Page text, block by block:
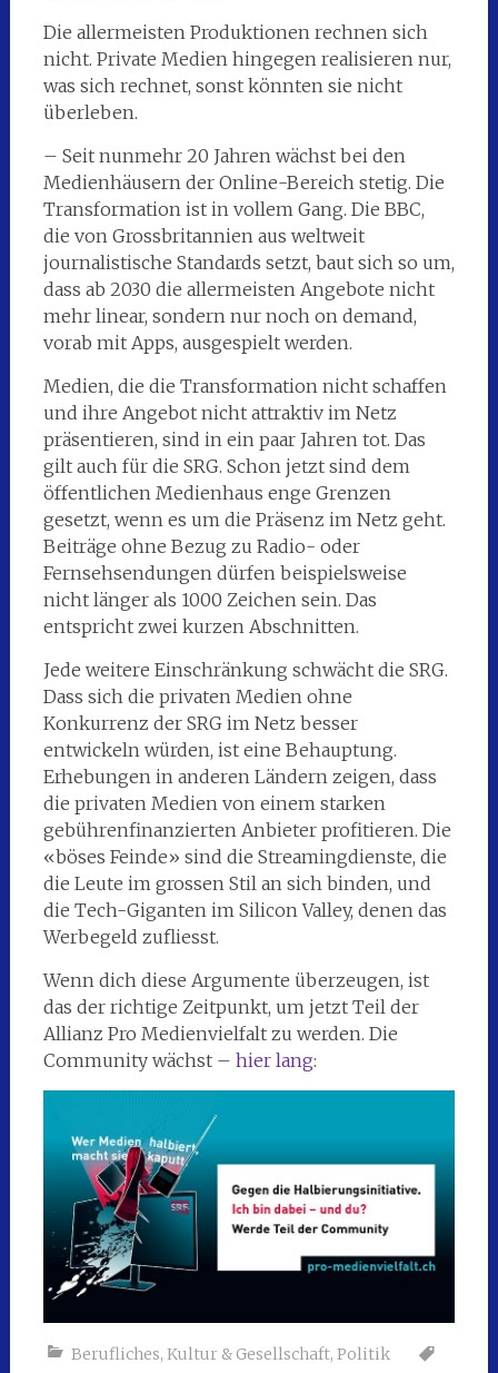
Die allermeisten Produktionen rechnen sich
nicht. Private Medien hingegen realisieren nur,
was sich rechnet, sonst könnten sie nicht
überleben.
– Seit nunmehr 20 Jahren wächst bei den
Medienhäusern der Online-Bereich stetig. Die
Transformation ist in vollem Gang. Die BBC,
die von Grossbritannien aus weltweit
journalistische Standards setzt, baut sich so um,
dass ab 2030 die allermeisten Angebote nicht
mehr linear, sondern nur noch on demand,
vorab mit Apps, ausgespielt werden.
Medien, die die Transformation nicht schaffen
und ihre Angebot nicht attraktiv im Netz
präsentieren, sind in ein paar Jahren tot. Das
gilt auch für die SRG. Schon jetzt sind dem
öffentlichen Medienhaus enge Grenzen
gesetzt, wenn es um die Präsenz im Netz geht.
Beiträge ohne Bezug zu Radio- oder
Fernsehsendungen dürfen beispielsweise
nicht länger als 1000 Zeichen sein. Das
entspricht zwei kurzen Abschnitten.
Jede weitere Einschränkung schwächt die SRG.
Dass sich die privaten Medien ohne
Konkurrenz der SRG im Netz besser
entwickeln würden, ist eine Behauptung.
Erhebungen in anderen Ländern zeigen, dass
die privaten Medien von einem starken
gebührenfinanzierten Anbieter profitieren. Die
«böses Feinde» sind die Streamingdienste, die
die Leute im grossen Stil an sich binden, und
die Tech-Giganten im Silicon Valley, denen das
Werbegeld zufliesst.
Wenn dich diese Argumente überzeugen, ist
das der richtige Zeitpunkt, um jetzt Teil der
Allianz Pro Medienvielfalt zu werden. Die
Community wächst – hier lang:
Berufliches, Kultur & Gesellschaft, Politik